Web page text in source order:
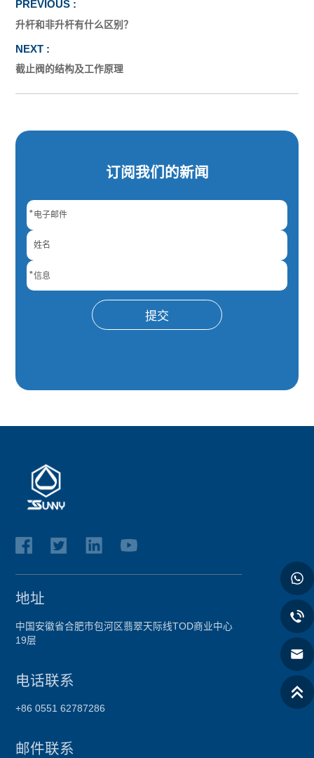
升杆和非升杆有什么区别？
截止阀的结构及工作原理
订阅我们的新闻
*
*
提交
地址
中国安徽省合肥市包河区翡翠天际线TOD商业中心
19层
电话联系
+86 0551 62787286
邮件联系